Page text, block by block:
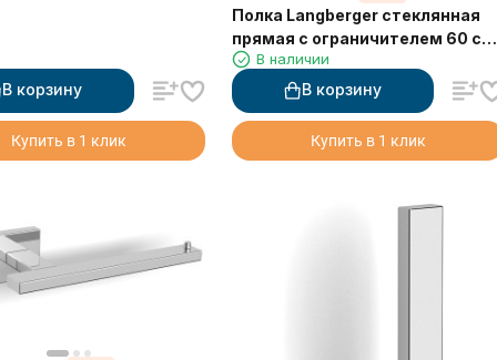
В корзину
Купить в 1 клик
Полка Langberger стеклянная
прямая с ограничителем 60 см
11851AВ наличии
В корзину
Купить в 1 клик